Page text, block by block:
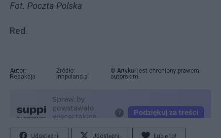
Fot. Poczta Polska
Red.
Autor:
Redakcja
Źródło:
innpoland.pl
© Artykuł jest chroniony prawem
autorskim.
Udostępnij Udostępnij Lubię to!